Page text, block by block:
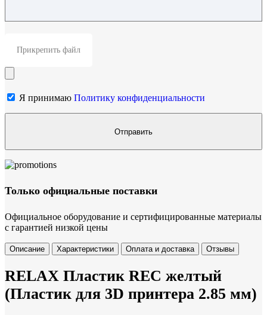
Прикрепить файл
Я принимаю Политику конфиденциальности
Только официальные поставки
Официальное оборудование и сертифицированные материалы
с гарантией низкой цены
Описание Характеристики Оплата и доставка Отзывы
RELAX Пластик REC желтый
(Пластик для 3D принтера 2.85 мм)